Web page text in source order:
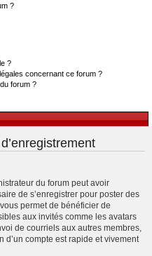
?
?
concernant ce forum ?
forum ?
du forum peut avoir
de s’enregistrer pour poster des
permet de bénéficier de
aux invités comme les avatars
de courriels aux autres membres,
d’un compte est rapide et vivement